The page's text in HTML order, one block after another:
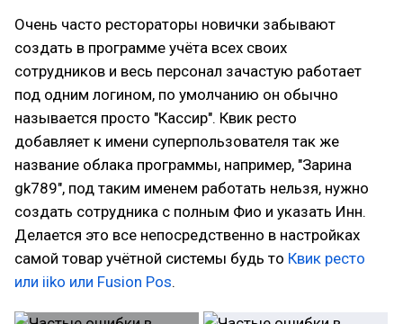
Очень часто рестораторы новички забывают
создать в программе учёта всех своих
сотрудников и весь персонал зачастую работает
под одним логином, по умолчанию он обычно
называется просто "Кассир". Квик ресто
добавляет к имени суперпользователя так же
название облака программы, например, "Зарина
gk789", под таким именем работать нельзя, нужно
создать сотрудника с полным Фио и указать Инн.
Делается это все непосредственно в настройках
самой товар учётной системы будь то Квик ресто
или iiko или Fusion Pos.